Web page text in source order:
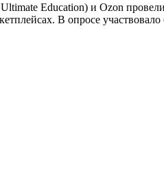
Education) и Ozon
В опросе